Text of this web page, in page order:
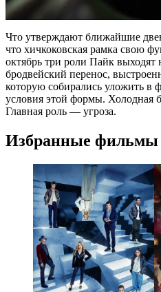
Что утверждают ближайшие
что хичкоковская рамка свою
октябрь три роли Пайк
бродвейский перенос,
которую собирались уложить в
условия этой формы. Холодная
Главная роль — угроза.
Избранные фильмы